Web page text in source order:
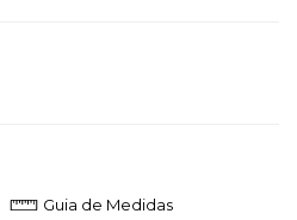
Guia de Medidas